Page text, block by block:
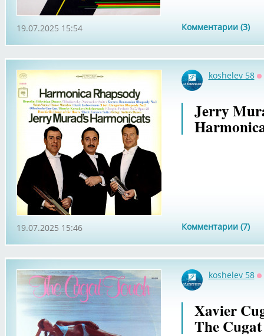
Комментарии (3)
19.07.2025 15:54
koshelev 58
Jerry
Комментарии (7)
19.07.2025 15:46
koshelev 58
Xavier
The